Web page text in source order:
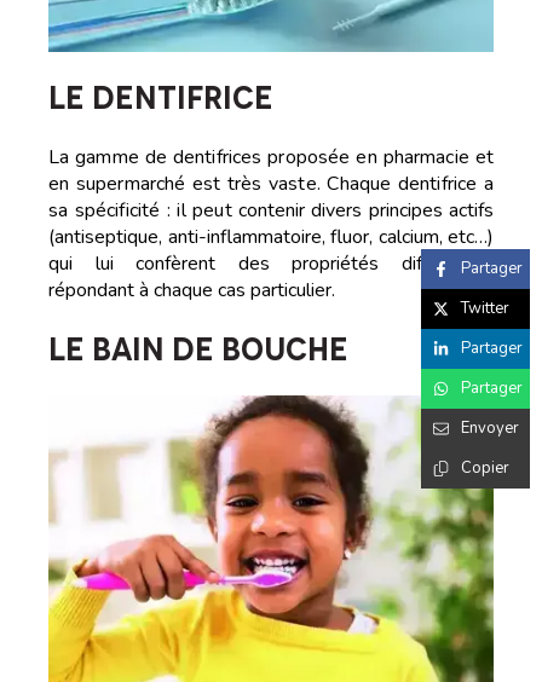
LE DENTIFRICE
La gamme de dentifrices proposée en pharmacie et
en supermarché est très vaste. Chaque dentifrice a
sa spécificité : il peutcontenir divers principes actifs
(antiseptique, anti-inflammatoire, fluor, calcium, etc…)
qui lui confèrent des propriétés différentes
répondant à chaque cas particulier.
LE BAIN DE BOUCHE
Partager
Twitter
Partager
Partager
Envoyer
Copier